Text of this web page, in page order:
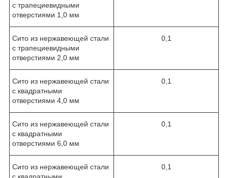
с трапециевидными
отверстиями 1,0 мм
Сито из нержавеющей стали
с трапециевидными
отверстиями 2,0 мм
0,1
Сито из нержавеющей стали
с квадратными
отверстиями 4,0 мм
0,1
Сито из нержавеющей стали
с квадратными
отверстиями 6,0 мм
0,1
Сито из нержавеющей стали
с квадратными
0,1